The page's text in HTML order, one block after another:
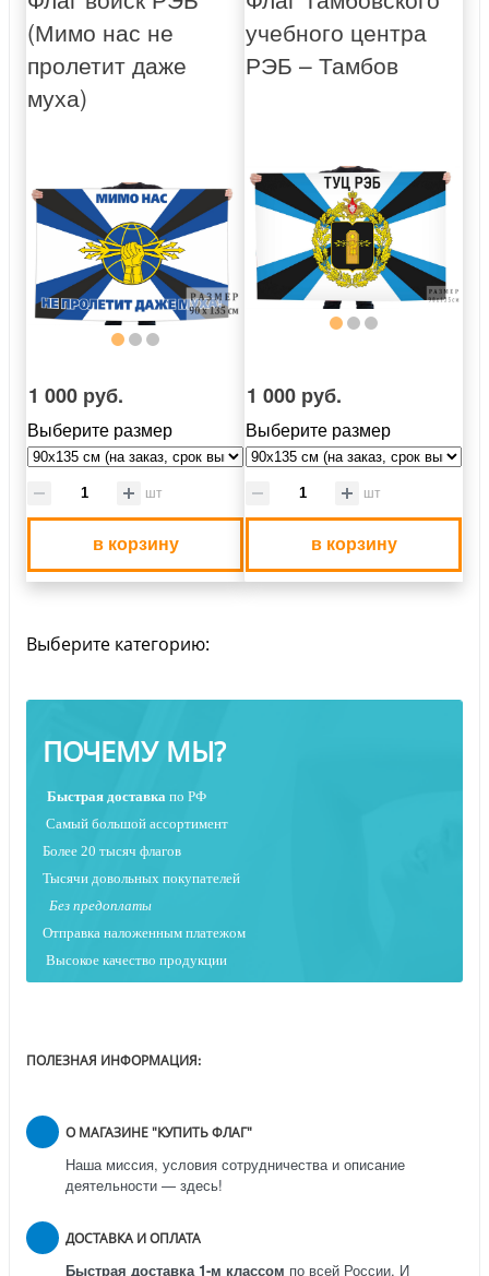
(Мимо нас не
пролетит даже
муха)
1 000 руб.
Выберите размер
шт
в корзину
учебного центра
РЭБ – Тамбов
1 000 руб.
Выберите размер
шт
в корзину
Выберите категорию:
ПОЧЕМУ МЫ?
Быстрая доставка по РФ
Самый большой ассортимент
Более 20 тысяч флагов
Тысячи довольных покупателей
Без предоплаты
Отправка наложенным платежом
Высокое качество продукции
ПОЛЕЗНАЯ ИНФОРМАЦИЯ:
О МАГАЗИНЕ "КУПИТЬ ФЛАГ"
Наша миссия, условия сотрудничества и описание
деятельности — здесь!
ДОСТАВКА И ОПЛАТА
Быстрая доставка 1-м классом по всей России. И